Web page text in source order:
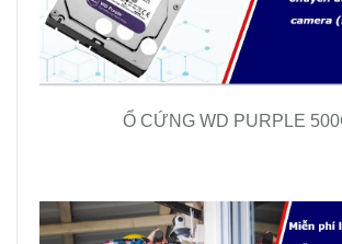
Ổ CỨNG WD PURPLE